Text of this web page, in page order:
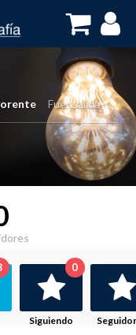
Fuensalida
Siguiendo
0